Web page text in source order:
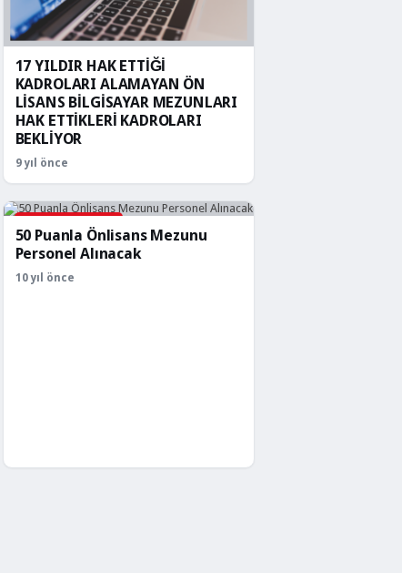
17 YILDIR HAK ETTİĞİ
KADROLARI ALAMAYAN ÖN
LİSANS BİLGİSAYAR MEZUNLARI
HAK ETTİKLERİ KADROLARI
BEKLİYOR
9 yıl önce
50 Puanla Önlisans Mezunu
Personel Alınacak
10 yıl önce